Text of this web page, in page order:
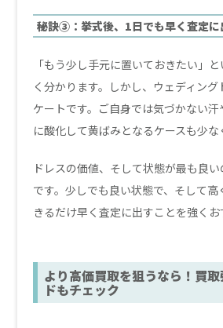
秘訣③：挙式後、1日でも早く査定に
「もう少し手元に置いておきたい」
く分かります。しかし、ウェディング
ケートです。ご自身では気づかない
に酸化して黄ばみとなるケースも少な
ドレスの価値、そして状態が最も良い
です。少しでも良い状態で、そして
きるだけ早く査定に出すことを強くお
より高価買取を狙うなら！買
ドもチェック